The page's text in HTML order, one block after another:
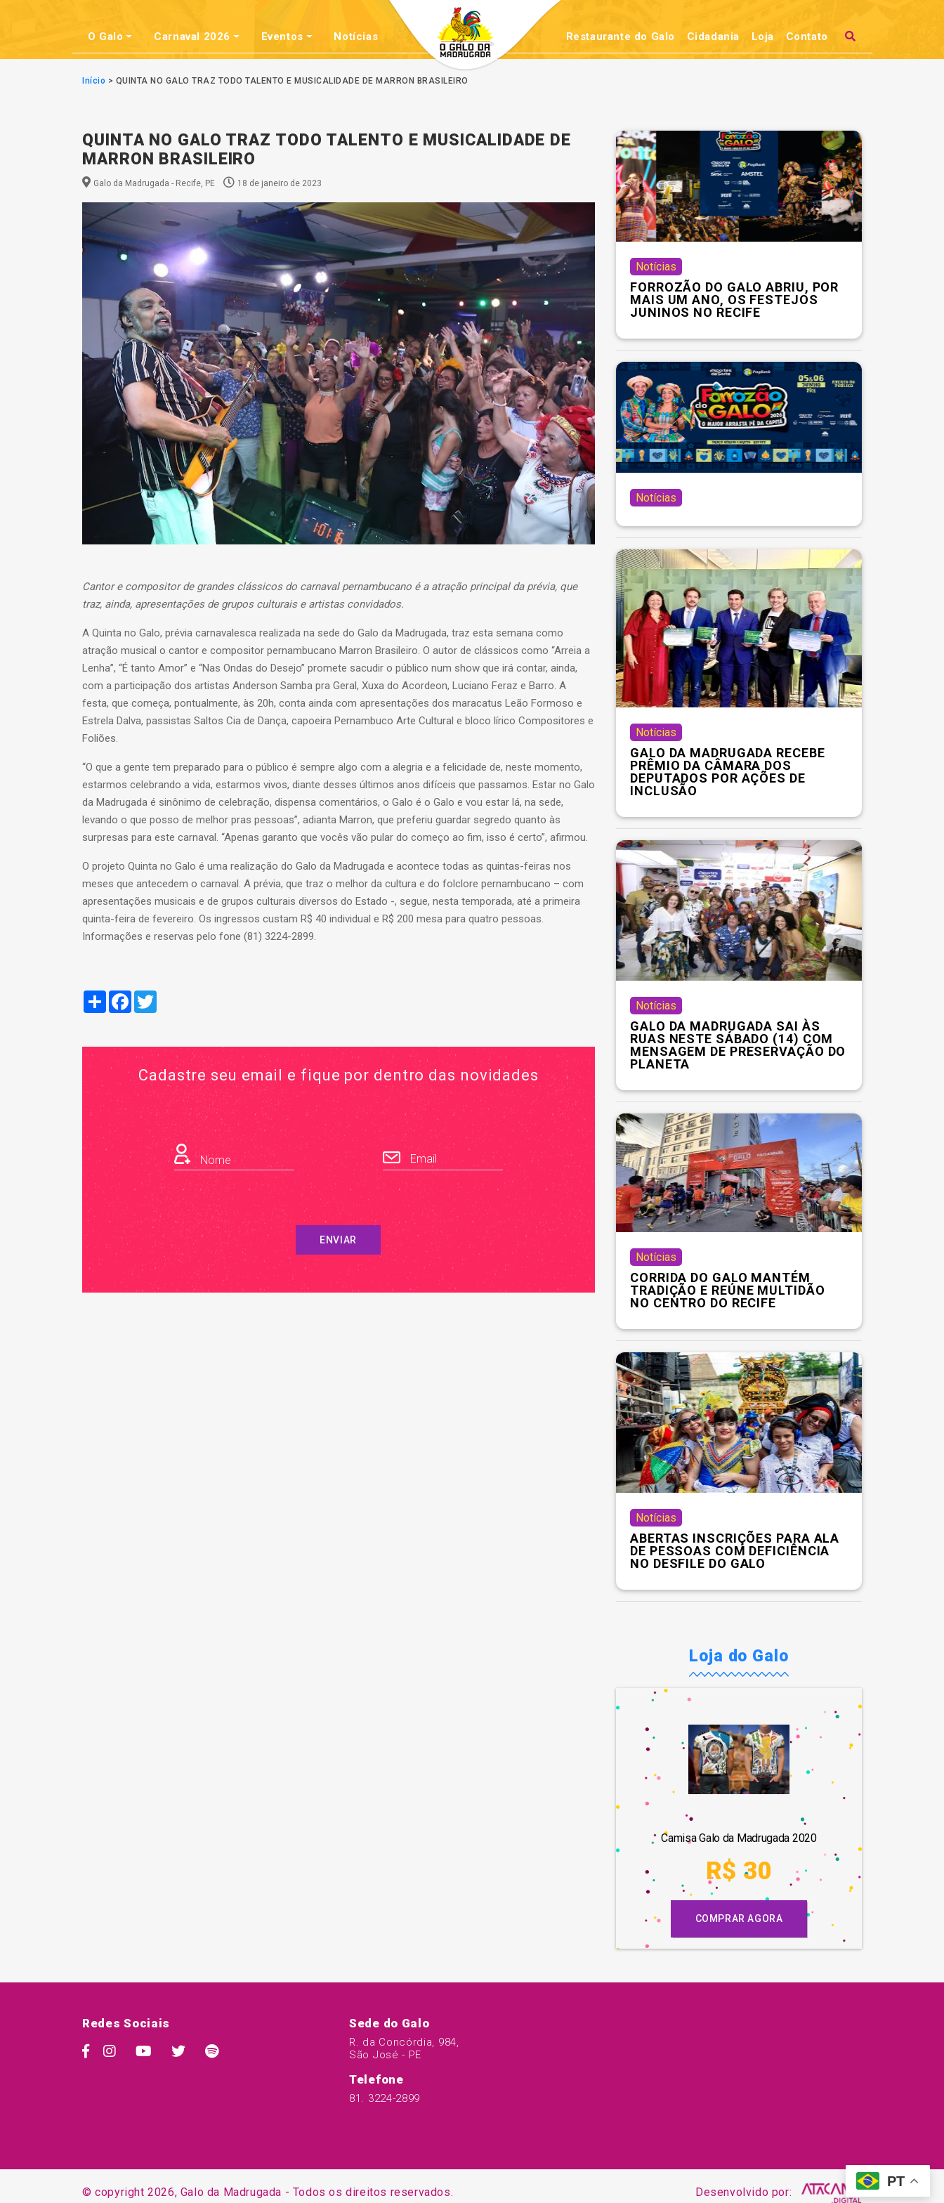
O Galo Carnaval 2026 Eventos Notícias Restaurante do Galo Cidadania Loja Contato
Início > QUINTA NO GALO TRAZ TODO TALENTO E MUSICALIDADE DE MARRON BRASILEIRO
QUINTA NO GALO TRAZ TODO TALENTO E MUSICALIDADE DE
MARRON BRASILEIRO
Galo da Madrugada - Recife, PE 18 de janeiro de 2023
Cantor e compositor de grandes clássicos do carnaval pernambucano é a atração principal da prévia, que
traz, ainda, apresentações de grupos culturais e artistas convidados.
A Quinta no Galo, prévia carnavalesca realizada na sede do Galo da Madrugada, traz esta semana como
atração musical o cantor e compositor pernambucano Marron Brasileiro. O autor de clássicos como “Arreia a
Lenha”, “É tanto Amor” e “Nas Ondas do Desejo” promete sacudir o público num show que irá contar, ainda,
com a participação dos artistas Anderson Samba pra Geral, Xuxa do Acordeon, Luciano Feraz e Barro. A
festa, que começa, pontualmente, às 20h, conta ainda com apresentações dos maracatus Leão Formoso e
Estrela Dalva, passistas Saltos Cia de Dança, capoeira Pernambuco Arte Cultural e bloco lírico Compositores e
Foliões.
“O que a gente tem preparado para o público é sempre algo com a alegria e a felicidade de, neste momento,
estarmos celebrando a vida, estarmos vivos, diante desses últimos anos difíceis que passamos. Estar no Galo
da Madrugada é sinônimo de celebração, dispensa comentários, o Galo é o Galo e vou estar lá, na sede,
levando o que posso de melhor pras pessoas”, adianta Marron, que preferiu guardar segredo quanto às
surpresas para este carnaval. “Apenas garanto que vocês vão pular do começo ao fim, isso é certo”, afirmou.
O projeto Quinta no Galo é uma realização do Galo da Madrugada e acontece todas as quintas-feiras nos
meses que antecedem o carnaval. A prévia, que traz o melhor da cultura e do folclore pernambucano – com
apresentações musicais e de grupos culturais diversos do Estado -, segue, nesta temporada, até a primeira
quinta-feira de fevereiro. Os ingressos custam R$ 40 individual e R$ 200 mesa para quatro pessoas.
Informações e reservas pelo fone (81) 3224-2899.
Compartilhar
Facebook
Cadastre seu email e fique por dentro das novidades
Nome Email
ENVIAR
Notícias
FORROZÃO DO GALO ABRIU, POR
MAIS UM ANO, OS FESTEJOS
JUNINOS NO RECIFE
Notícias
Notícias
GALO DA MADRUGADA RECEBE
PRÊMIO DA CÂMARA DOS
DEPUTADOS POR AÇÕES DE
INCLUSÃO
Notícias
GALO DA MADRUGADA SAI ÀS
RUAS NESTE SÁBADO (14) COM
MENSAGEM DE PRESERVAÇÃO DO
PLANETA
Notícias
CORRIDA DO GALO MANTÉM
TRADIÇÃO E REÚNE MULTIDÃO
NO CENTRO DO RECIFE
Notícias
ABERTAS INSCRIÇÕES PARA ALA
DE PESSOAS COM DEFICIÊNCIA
NO DESFILE DO GALO
Loja do Galo
Camisa Galo da Madrugada 2020
R$ 30
COMPRAR AGORA
Redes Sociais Sede do Galo
R. da Concórdia, 984,
São José - PE
Telefone
81. 3224-2899
© copyright 2026, Galo da Madrugada - Todos os direitos reservados. Desenvolvido por:
PT